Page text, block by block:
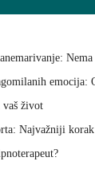
emocija:
život
Najvažniji